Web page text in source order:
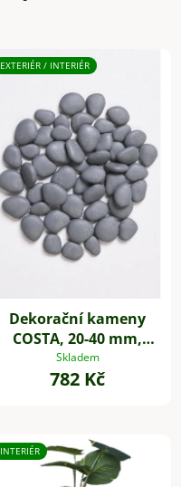
EXTERIÉR / INTERIÉR
Dekorační kameny
COSTA, 20-40 mm,
plast, šedá
Skladem
782 Kč
INTERIÉR